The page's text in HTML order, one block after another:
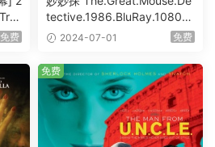
免费
tective.1986.BluRay.1080p.
AVC.DTS-HD.MA.5.1-HDHo
2024-07-01 免费
免费